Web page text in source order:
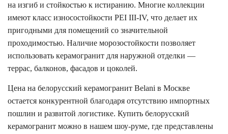
на изгиб и стойкостью к истиранию. Многие коллекции
имеют класс износостойкости PEI III-IV, что делает их
пригодными для помещений со значительной
проходимостью. Наличие морозостойкости позволяет
использовать керамогранит для наружной отделки —
террас, балконов, фасадов и цоколей.
Цена на белорусский керамогранит Belani в Москве
остается конкурентной благодаря отсутствию импортных
пошлин и развитой логистике. Купить белорусский
керамогранит можно в нашем шоу-руме, где представлены